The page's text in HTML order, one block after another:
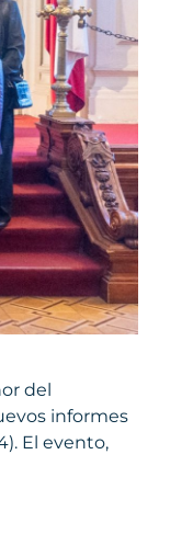
del
informes
El evento,